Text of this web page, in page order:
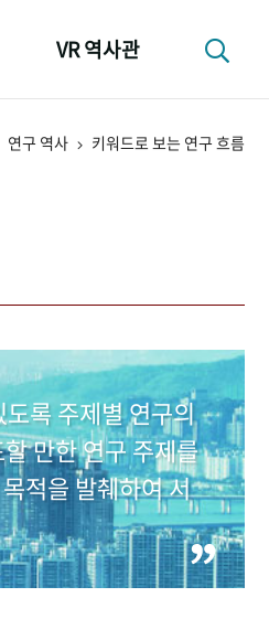
VR 역사관
연구 역사 키워드로 보는 연구 흐름
록 주제별 연구의
만한 연구 주제를
적을 발췌하여 서